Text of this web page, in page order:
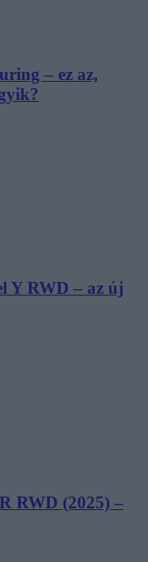
– ez az,
Y RWD – az új
RWD (2025) –